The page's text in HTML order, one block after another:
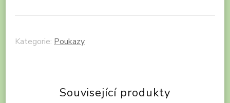
focení
koní
–
Kategorie: Poukazy
Související produkty